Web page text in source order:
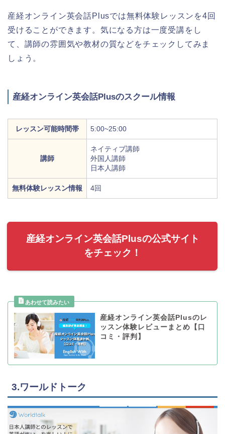
産経オンライン英会話Plusでは無料体験レッスンを4回
受けることができます。気になる方は一度受講をし
て、講師の雰囲気や教材の質などをチェックしてみま
しょう。
産経オンライン英会話Plusのスクール情報
レッスン可能時間帯 5:00~25:00
講師
ネイティブ講師
外国人講師
日本人講師
無料体験レッスン情報 4回
産経オンライン英会話Plusの公式サイト
をチェック！
産経オンライン英会話Plusのレ
ッスン体験レビューまとめ【口
コミ・評判】
3.ワールドトーク